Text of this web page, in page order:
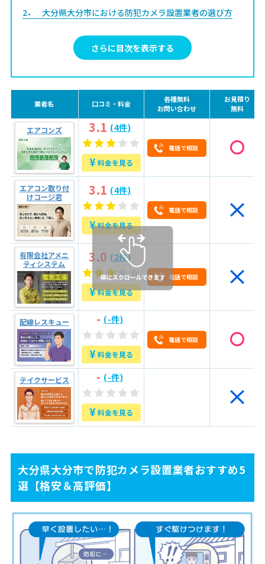
2
大分県大分市における防犯カメラ設置業者の選び方
料金体系がわかりやすい
2.4工事内容をわかりやすく説明してくれるか
2.5アフターサービスの有無
3
大分県大分市で防犯カメラ設置業者に安く依頼する方
法【4つのコツ】
3.1複数の業者から見積もりを取る
3.2工事時期を相談する
3.3なるべくまとめて依頼する
3.4安い業者を見つける
4
電気工事依頼の流れ【4つのステップ】
5
【大分県大分市の防犯カメラ設置】まずはプロにご相
談を！
さらに目次を表示する
業者名 口コミ・料金
各種無料
お問い合わせ
お見積り
無料
エアコンズ 3.1 (4件)
¥料金を見る
電話で相談
エアコン取り付
けコージ君
3.1 (4件)
¥料金を見る
電話で相談
有限会社アメニ
ティシステム
3.0 (2件)
¥料金を見る
電話で相談
配線レスキュー - (-件)
¥料金を見る
電話で相談
テイクサービス - (-件)
¥料金を見る
大分県大分市で防犯カメラ設置業者おすすめ5
選【格安＆高評価】